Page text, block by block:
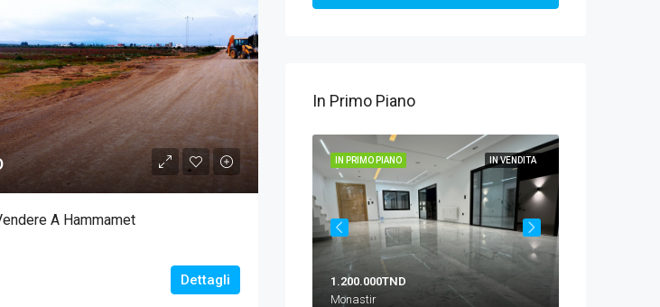
A Hammamet
Dettagli
In Primo Piano
IN VENDITA
IN PRIMO PIANO IN VENDITA
IN PRIMO PIANO
1.200.000TND
Monastir